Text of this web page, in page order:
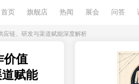
首页 旗舰店 热闻 展会 问答
链、研发与渠道赋能深度解析
价值
赋能